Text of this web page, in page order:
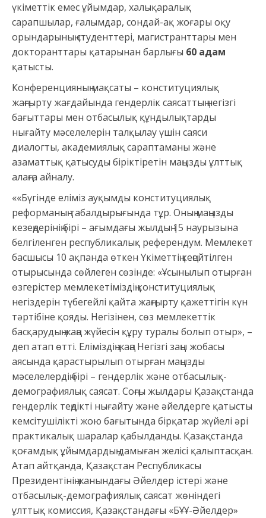
үкіметтік емес ұйымдар, халықаралық
сарапшылар, ғалымдар, сондай-ақ жоғары оқу
орындарының студенттері, магистранттары мен
докторанттары қатарынан барлығы 60 адам
қатысты.
Конференцияның мақсаты – конституциялық
жаңғырту жағдайында гендерлік саясаттың негізгі
бағыттары мен отбасылық құндылықтарды
нығайту мәселелерін талқылау үшін саяси
диалогты, академиялық сараптаманы және
азаматтық қатысуды біріктіретін маңызды ұлттық
алаңға айналу.
««Бүгінде еліміз ауқымды конституциялық
реформаның табалдырығында тұр. Оның маңызды
кезеңдерінің бірі – ағымдағы жылдың 15 наурызына
белгіленген республикалық референдум. Мемлекет
басшысы 10 ақпанда өткен Үкіметтің кеңейтілген
отырысында сөйлеген сөзінде: «Ұсынылып отырған
өзгерістер мемлекетіміздің конституциялық
негіздерін түбегейлі қайта жаңғырту қажеттігін күн
тәртібіне қояды. Негізінен, сөз мемлекеттік
басқарудың жаңа жүйесін құру туралы болып отыр», –
деп атап өтті. Еліміздің жаңа Негізгі заңы жобасы
аясында қарастырылып отырған маңызды
мәселелердің бірі – гендерлік және отбасылық-
демографиялық саясат. Соңғы жылдары Қазақстанда
гендерлік теңдікті нығайту және әйелдерге қатысты
кемсітушілікті жою бағытында бірқатар жүйелі әрі
практикалық шаралар қабылданды. Қазақстанда
қоғамдық ұйымдардың дамыған желісі қалыптасқан.
Атап айтқанда, Қазақстан Республикасы
Президентінің жанындағы Әйелдер істері және
отбасылық-демографиялық саясат жөніндегі
ұлттық комиссия, Қазақстандағы «БҰҰ-Әйелдер»